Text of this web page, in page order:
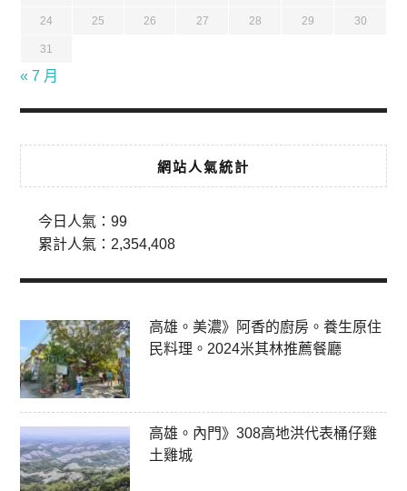
24 25 26 27 28 29 30
31
« 7 月
網站人氣統計
今日人氣：99
累計人氣： 2,354,408
高雄。美濃》阿香的廚房。養生原住
民料理。2024米其林推薦餐廳
高雄。內門》308高地洪代表桶仔雞
土雞城